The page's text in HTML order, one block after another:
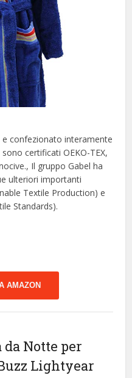
confezionato interamente
certificati OEKO-TEX,
Il gruppo Gabel ha
ulteriori importanti
Textile Production) e
Standards).
AMAZON
Notte per
Lightyear